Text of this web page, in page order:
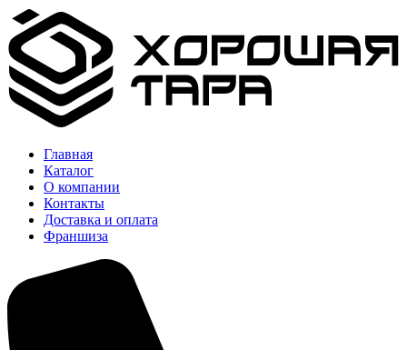
Главная
Каталог
О компании
Контакты
Доставка и оплата
Франшиза